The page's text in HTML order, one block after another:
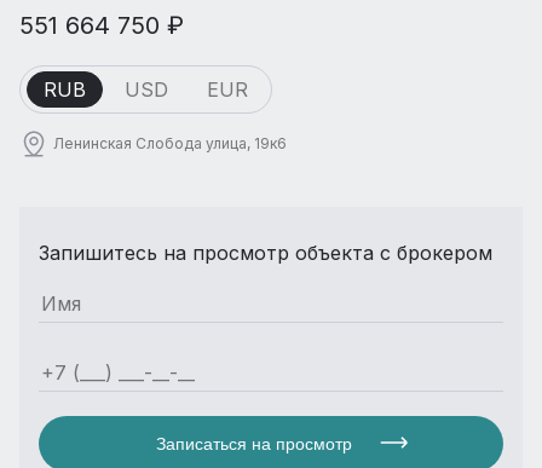
551 664 750 ₽
RUB USD EUR
Ленинская Слобода улица, 19к6
Запишитесь на просмотр объекта с брокером
Записаться на просмотр